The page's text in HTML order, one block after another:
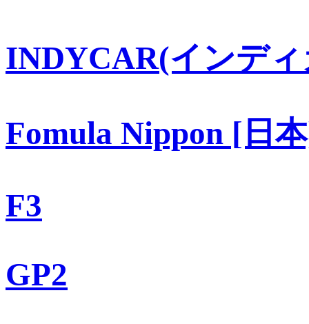
INDYCAR(インデ
Fomula Nippon [日
F3
GP2